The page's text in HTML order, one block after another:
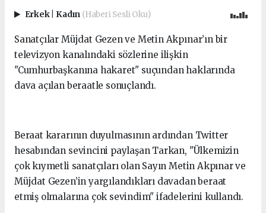
Erkek Kadın (Haberi Sesli Oku)
Sanatçılar Müjdat Gezen ve Metin Akpınar’ın bir
televizyon kanalındaki sözlerine ilişkin
"Cumhurbaşkanına hakaret" suçundan haklarında
dava açılan beraatle sonuçlandı.
Beraat kararının duyulmasının ardından Twitter
hesabından sevincini paylaşan Tarkan, "Ülkemizin
çok kıymetli sanatçıları olan Sayın Metin Akpınar ve
Müjdat Gezen’in yargılandıkları davadan beraat
etmiş olmalarına çok sevindim" ifadelerini kullandı.